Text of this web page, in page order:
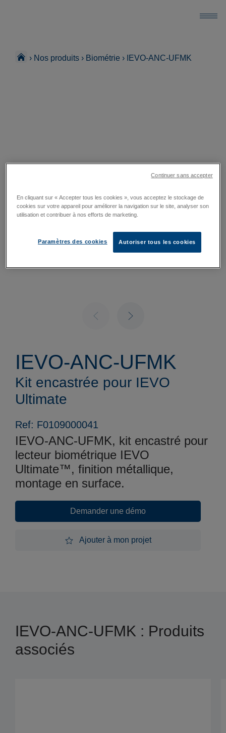
› Nos produits › Biométrie › IEVO-ANC-UFMK
IEVO-ANC-UFMK
Kit encastrée pour IEVO
Ultimate
Ref: F0109000041
IEVO-ANC-UFMK, kit encastré pour
lecteur biométrique IEVO
Ultimate™, finition métallique,
montage en surface.
Demander une démo
Ajouter à mon projet
IEVO-ANC-UFMK : Produits
associés
En cliquant sur « Accepter tous les cookies », vous acceptez le stockage de
cookies sur votre appareil pour améliorer la navigation sur le site, analyser son
utilisation et contribuer à nos efforts de marketing.
Autoriser tous les cookies
Paramètres des cookies
Continuer sans accepter